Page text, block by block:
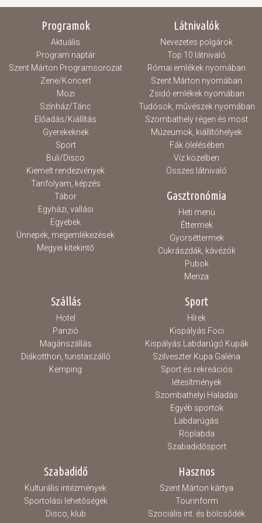
Programok
Aktuális
Program naptár
Szent Márton Programsorozat
Zene/Koncert
Mozi
Színház/Tánc
Előadás/Kiállítás
Gyerekeknek
Sport
Buli/Disco
Kiemelt rendezvények
Tanfolyam, képzés
Tábor
Egyházi, vallási
Egyebek
Ünnepek, megemlékezések
Megyei kitekintő
Látnivalók
Nevezetes polgárok
Top 10 látnivaló
Római emlékek nyomában
Szent Márton nyomában
Zsidó emlékek nyomában
Tudósok, művészek nyomában
Szombathely régen és most
Múzeumok, kiállítóhelyek
Fák ölelésében
Víz közelben
Összes látnivaló
Gasztronómia
Heti menü
Éttermek
Gyorséttermek
Cukrászdák, kávézók
Pubok
Menza
Szállás
Hotel
Panzió
Magánszállás
Diákotthon, turistaszálló
Kemping
Sport
Hírek
Kispályás Foci
Kispályás Labdarúgó Kupák
Szilveszter Kupa Galéria
Sport és rekreációs
létesítmények
Szombathelyi Haladás
Egyéb sportok
Labdarúgás
Röplabda
Szabadidősport
Szabadidő
Kulturális intézmények
Sportolási lehetőségek
Disco, klub
Hasznos
Szent Márton kártya
Tourinform
Szociális int. és bölcsődék